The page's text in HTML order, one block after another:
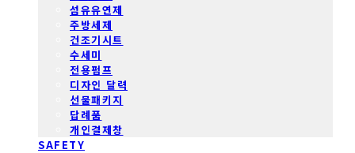
섬유유연제
주방세제
건조기시트
수세미
전용펌프
디자인 달력
선물패키지
답례품
개인결제창
SAFETY